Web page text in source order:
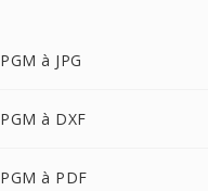
PGM à JPG
PGM à DXF
PGM à PDF